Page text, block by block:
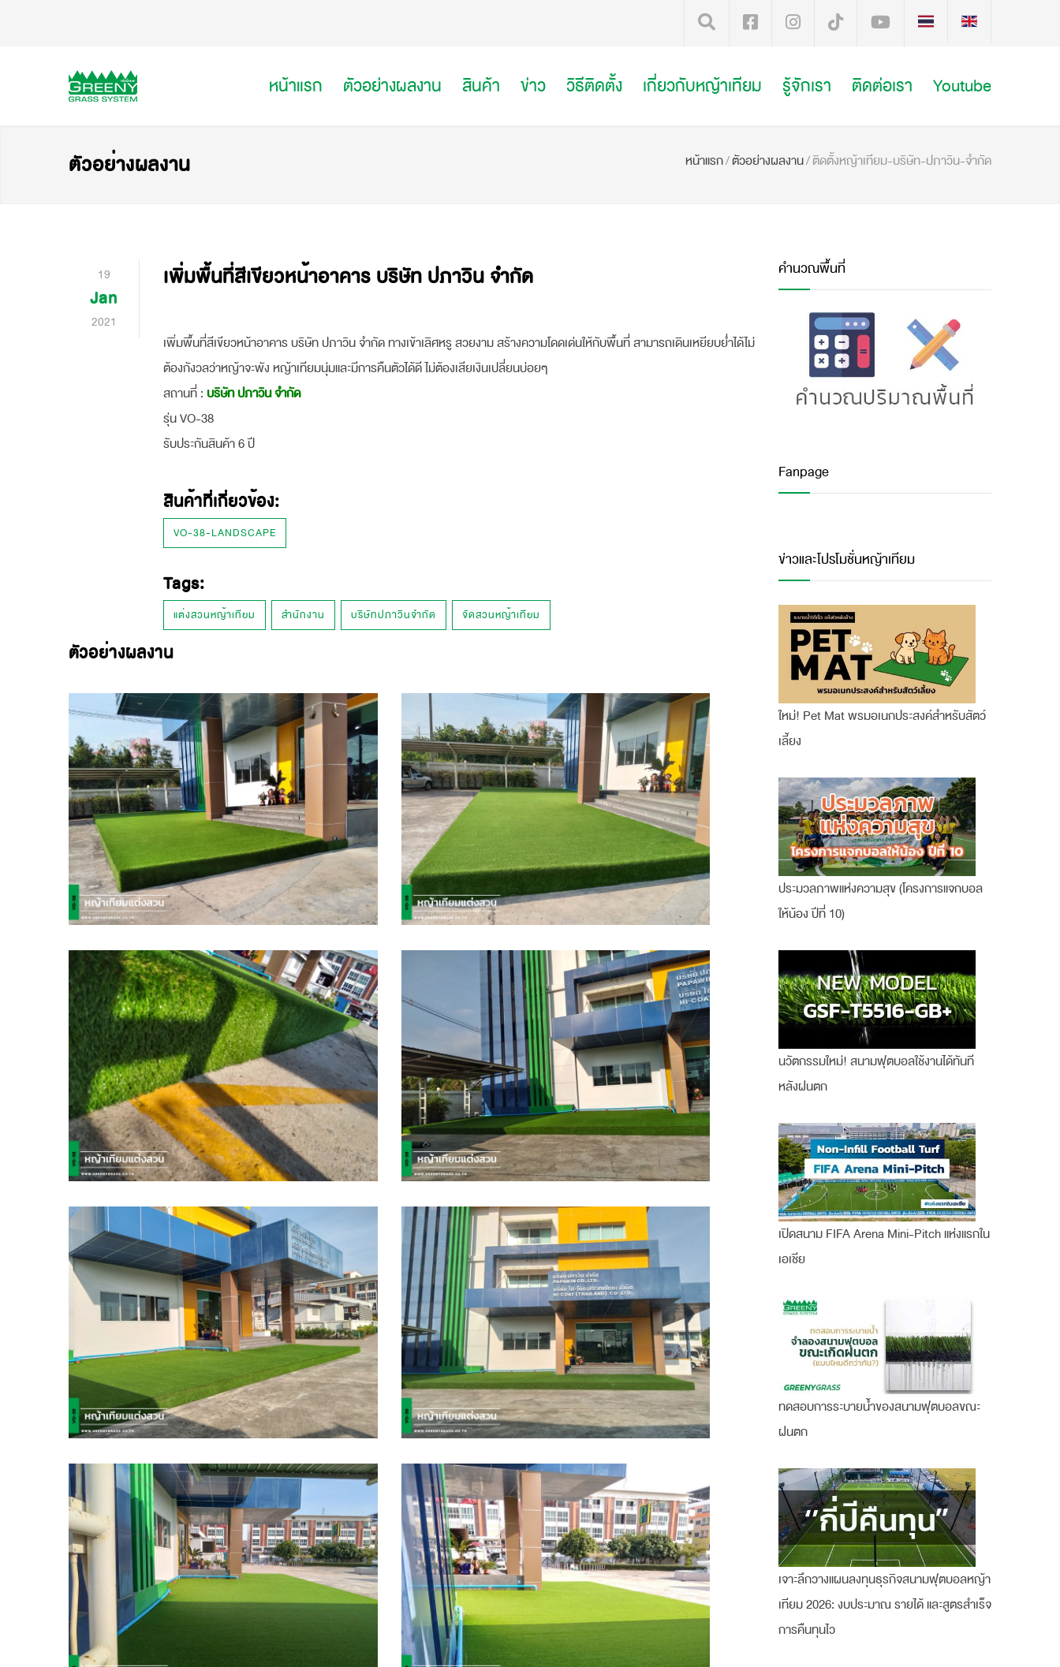
หน้าแรก ตัวอย่างผลงาน สินค้า ข่าว วิธีติดตั้ง เกี่ยวกับหญ้าเทียม รู้จักเรา ติดต่อเรา Youtube
ตัวอย่างผลงาน หน้าแรก/ตัวอย่างผลงาน/ติดตั้งหญ้าเทียม-บริษัท-ปภาวิน-จำกัด
19
Jan
2021
เพิ่มพื้นที่สีเขียวหน้าอาคาร บริษัท ปภาวิน จำกัด
เพิ่มพื้นที่สีเขียวหน้าอาคาร บริษัท ปภาวิน จำกัด ทางเข้าเลิศหรู สวยงาม สร้างความโดดเด่นให้กับพื้นที่ สามารถเดินเหยียบย่ำได้ไม่
ต้องกังวลว่าหญ้าจะพัง หญ้าเทียมนุ่มและมีการคืนตัวได้ดี ไม่ต้องเสียเงินเปลี่ยนบ่อยๆ
สถานที่ : บริษัท ปภาวิน จำกัด
รุ่น VO-38
รับประกันสินค้า 6 ปี
สินค้าที่เกี่ยวข้อง:
VO-38-LANDSCAPE
Tags:
แต่งสวนหญ้าเทียม สำนักงาน บริษัทปภาวินจำกัด จัดสวนหญ้าเทียม
ตัวอย่างผลงาน
คำนวณพื้นที่
Fanpage
ข่าวและโปรโมชั่นหญ้าเทียม
ใหม่! Pet Mat พรมอเนกประสงค์สำหรับสัตว์
เลี้ยง
ประมวลภาพแห่งความสุข (โครงการแจกบอล
ให้น้อง ปีที่ 10)
นวัตกรรมใหม่! สนามฟุตบอลใช้งานได้ทันที
หลังฝนตก
เปิดสนาม FIFA Arena Mini-Pitch แห่งแรกใน
เอเชีย
ทดสอบการระบายน้ำของสนามฟุตบอลขณะ
ฝนตก
เจาะลึกวางแผนลงทุนธุรกิจสนามฟุตบอลหญ้า
เทียม 2026: งบประมาณ รายได้ และสูตรสำเร็จ
การคืนทุนไว